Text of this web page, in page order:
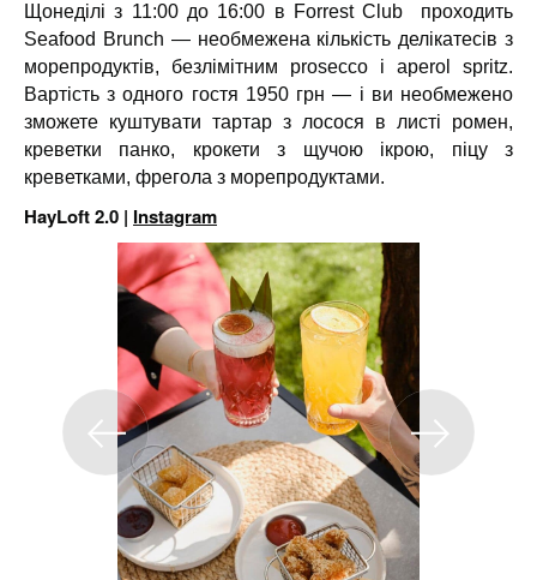
Щонеділі з 11:00 до 16:00 в Forrest Club проходить
Seafood Brunch — необмежена кількість делікатесів з
морепродуктів, безлімітним prosecco і aperol spritz.
Вартість з одного гостя 1950 грн — і ви необмежено
зможете куштувати тартар з лосося в листі ромен,
креветки панко, крокети з щучою ікрою, піцу з
креветками, фрегола з морепродуктами.
HayLoft 2.0 | Instagram